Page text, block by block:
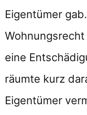
Eigentümer
eine
räumte kurz
Eigentümer